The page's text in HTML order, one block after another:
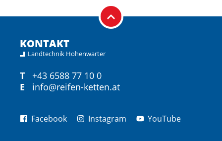
KONTAKT
Landtechnik Hohenwarter
T
+43 6588 77 10 0
E
info@reifen-ketten.at
Facebook Instagram YouTube